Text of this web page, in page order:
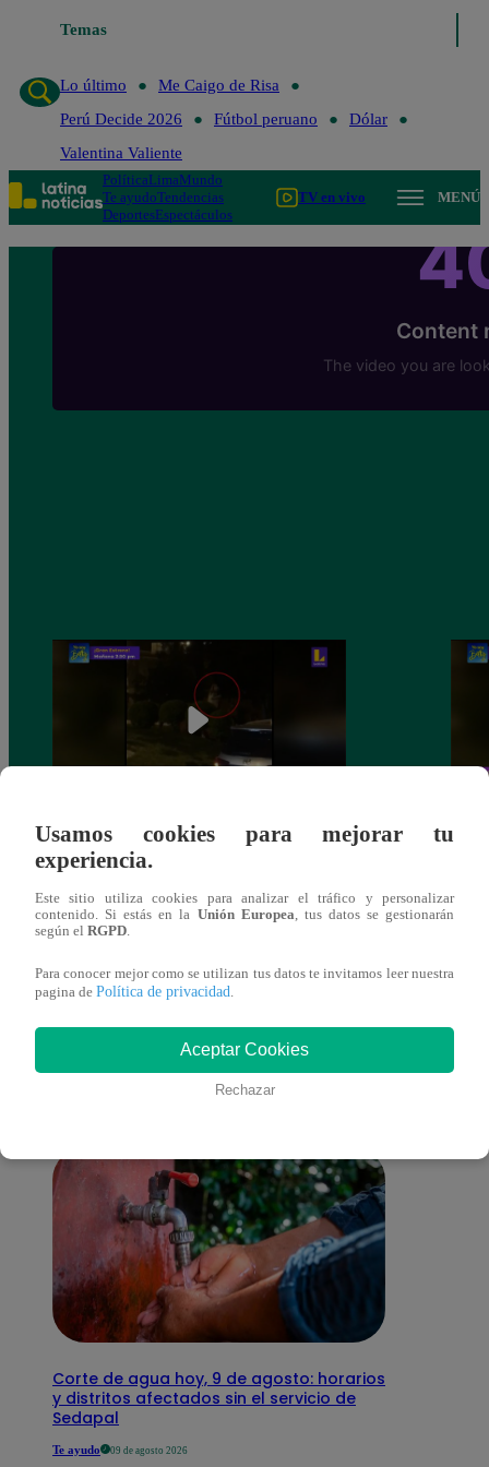
Temas
Lo último
Me Caigo de Risa
Perú Decide 2026
Fútbol peruano
Dólar
Valentina Valiente
PolíticaLimaMundo
Te ayudoTendencias
DeportesEspectáculos
TV en vivo MENÚ
Sofía Franco ocasiona triple choque en
estado de ebriedad
También te puede
interesar
Corte de agua hoy, 9 de agosto: horarios
y distritos afectados sin el servicio de
Sedapal
Te ayudo 09 de agosto 2026
Usamos cookies para mejorar tu
experiencia.
Este sitio utiliza cookies para analizar el tráfico y personalizar
contenido. Si estás en la Unión Europea , tus datos se gestionarán
según el RGPD
Para conocer mejor como se utilizan tus datos te invitamos leer nuestra
pagina de Política de privacidad
Aceptar Cookies
Rechazar